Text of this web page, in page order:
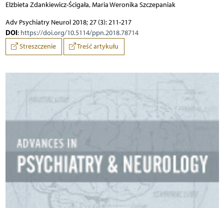
Elżbieta Zdankiewicz-Ścigała, Maria Weronika Szczepaniak
Adv Psychiatry Neurol 2018; 27 (3): 211-217
DOI: https://doi.org/10.5114/ppn.2018.78714
Streszczenie
Treść artykułu